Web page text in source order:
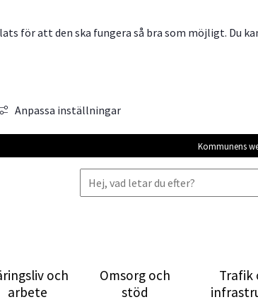
för att den ska fungera så bra som möjligt. Du
Anpassa inställningar
och
arbete
Omsorg och
stöd
Trafik